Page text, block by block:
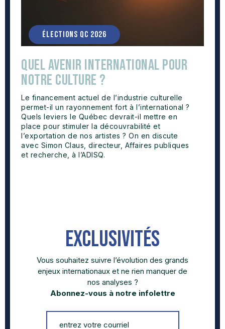
ÉLECTIONS QC 2026
Quel avenir international pour
notre culture ?
Le financement actuel de l’industrie culturelle
permet-il un rayonnement fort à l’international ?
Quels leviers le Québec devrait-il mettre en
place pour stimuler la découvrabilité et
l’exportation de nos artistes ? On en discute
avec Simon Claus, directeur, Affaires publiques
et recherche, à l’ADISQ.
exclusivités
Vous souhaitez suivre l’évolution des grands
enjeux internationaux et ne rien manquer de
nos analyses ?
Abonnez-vous à notre infolettre